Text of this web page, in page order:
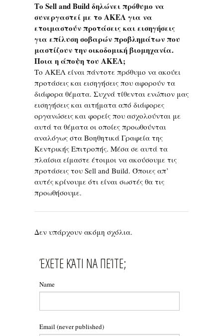
Το Sell and Build δηλώνει πρόθυμο να
συνεργαστεί με το ΑΚΕΛ για να
ετοιμαστούν προτάσεις και εισηγήσεις
για επίλυση σοβαρών προβλημάτων που
μαστίζουν την οικοδομική βιομηχανία.
Ποια η άποψη του ΑΚΕΛ;
Το ΑΚΕΛ είναι πάντοτε πρόθυμο να ακούει
προτάσεις και εισηγήσεις που αφορούν τα
διάφορα θέματα. Συχνά τίθενται ενώπιον μας
εισηγήσεις και αιτήματα από διάφορες
οργανώσεις και φορείς που ασχολούνται με
αυτά τα θέματα οι οποίες προωθούνται
αναλόγως στα Βοηθητικά Γραφεία της
Κεντρικής Επιτροπής. Μέσα σε αυτά τα
πλαίσια είμαστε έτοιμοι να ακούσουμε τις
προτάσεις του Sell and Build. Όποιες απ’
αυτές κρίνουμε ότι είναι σωστές θα τις
προωθήσουμε.
Δεν υπάρχουν ακόμη σχόλια.
ΈΧΕΤΕ ΚΆΤΙ ΝΑ ΠΕΊΤΕ;
Name
Email (never published)